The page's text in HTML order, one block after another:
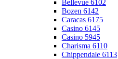
Bellevue 6102
Bozen 6142
Caracas 6175
Casino 6145
Casino 5945
Charisma 6110
Chippendale 6113